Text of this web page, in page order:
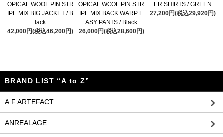
OPICAL WOOL PIN STR
IPE MIX BIG JACKET / B
lack
42,000円(税込46,200円)
OPICAL WOOL PIN STR
IPE MIX BACK WARP E
ASY PANTS / Black
26,000円(税込28,600円)
ER SHIRTS / GREEN
27,200円(税込29,920円)
BRAND LIST “A to Z”
A.F ARTEFACT
ANREALAGE